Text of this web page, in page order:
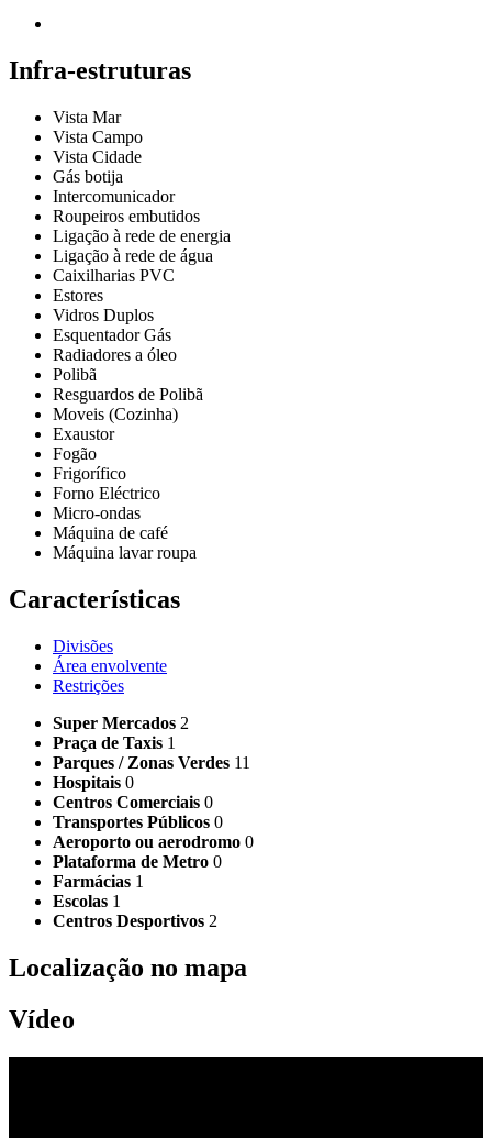
Infra-estruturas
Vista Mar
Vista Campo
Vista Cidade
Gás botija
Intercomunicador
Roupeiros embutidos
Ligação à rede de energia
Ligação à rede de água
Caixilharias PVC
Estores
Vidros Duplos
Esquentador Gás
Radiadores a óleo
Polibã
Resguardos de Polibã
Moveis (Cozinha)
Exaustor
Fogão
Frigorífico
Forno Eléctrico
Micro-ondas
Máquina de café
Máquina lavar roupa
Características
Divisões
Área envolvente
Restrições
Super Mercados 2
Praça de Taxis 1
Parques / Zonas Verdes 11
Hospitais 0
Centros Comerciais 0
Transportes Públicos 0
Aeroporto ou aerodromo 0
Plataforma de Metro 0
Farmácias 1
Escolas 1
Centros Desportivos 2
Localização no mapa
Vídeo